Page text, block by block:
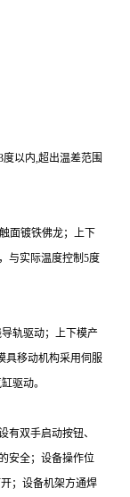
以内,超出温差范围
面镀铁佛龙；上下
与实际温度控制5度
轨驱动；上下模产
具移动机构采用伺服
驱动。
有双手启动按钮、
安全；设备操作位
；设备机架方通焊